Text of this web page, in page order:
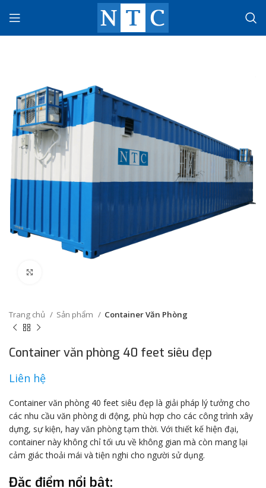
Trang chủ Sản phẩm Container Văn Phòng
Container văn phòng 40 feet siêu đẹp
Liên hệ
Container văn phòng 40 feet siêu đẹp là giải pháp lý tưởng cho
các nhu cầu văn phòng di động, phù hợp cho các công trình xây
dựng, sự kiện, hay văn phòng tạm thời. Với thiết kế hiện đại,
container này không chỉ tối ưu về không gian mà còn mang lại
cảm giác thoải mái và tiện nghi cho người sử dụng.
Đặc điểm nổi bật: